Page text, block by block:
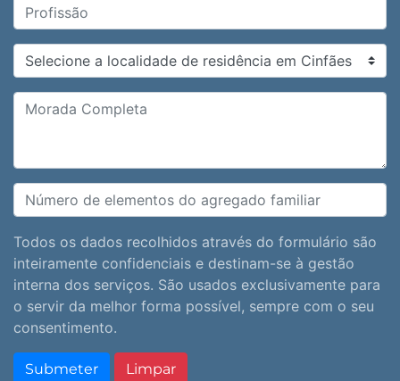
Todos os dados recolhidos através do formulário são
inteiramente confidenciais e destinam-se à gestão
interna dos serviços. São usados exclusivamente para
o servir da melhor forma possível, sempre com o seu
consentimento.
Submeter Limpar